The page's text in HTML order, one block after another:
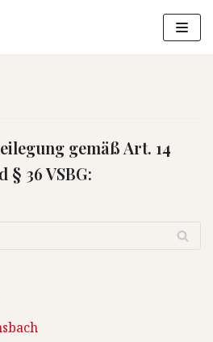
gemäß Art. 14
§ 36 VSBG: